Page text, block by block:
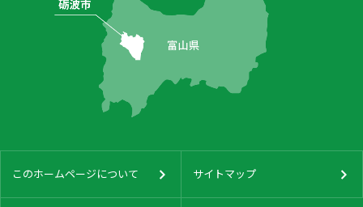
このホームページについて サイトマップ